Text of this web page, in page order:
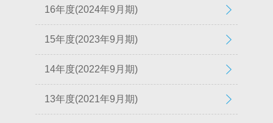
16年度(2024年9月期)
15年度(2023年9月期)
14年度(2022年9月期)
13年度(2021年9月期)